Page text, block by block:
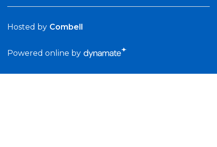
Hosted by Combell
Powered online by